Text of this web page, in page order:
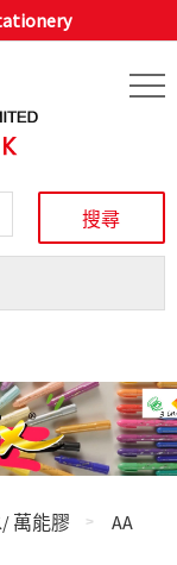
萬能膠
AA